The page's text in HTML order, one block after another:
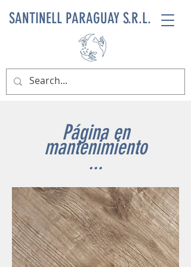
SANTINELL PARAGUAY S.R.L.
Página en
mantenimiento
...